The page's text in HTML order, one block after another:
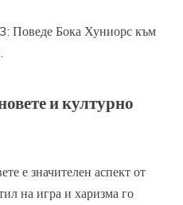
Поведе Бока Хуниорс към
и културно
е значителен аспект от
на игра и харизма го